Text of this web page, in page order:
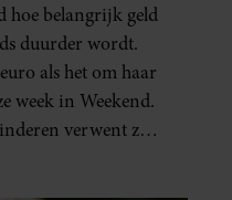
hoe belangrijk geld
duurder wordt.
als het om haar
week in Weekend.
verwent ze